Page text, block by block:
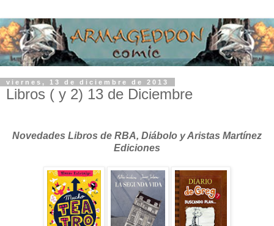
viernes, 13 de diciembre de 2013
Libros ( y 2) 13 de Diciembre
Novedades Libros de RBA, Diábolo y Aristas Martínez
Ediciones